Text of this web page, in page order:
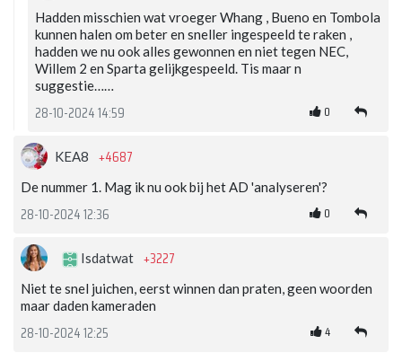
Hadden misschien wat vroeger Whang , Bueno en Tombola
kunnen halen om beter en sneller ingespeeld te raken ,
hadden we nu ook alles gewonnen en niet tegen NEC,
Willem 2 en Sparta gelijkgespeeld. Tis maar n
suggestie……
28-10-2024 14:59 0
KEA8 +4687
De nummer 1. Mag ik nu ook bij het AD 'analyseren'?
28-10-2024 12:36 0
Isdatwat +3227
Niet te snel juichen, eerst winnen dan praten, geen woorden
maar daden kameraden
28-10-2024 12:25 4